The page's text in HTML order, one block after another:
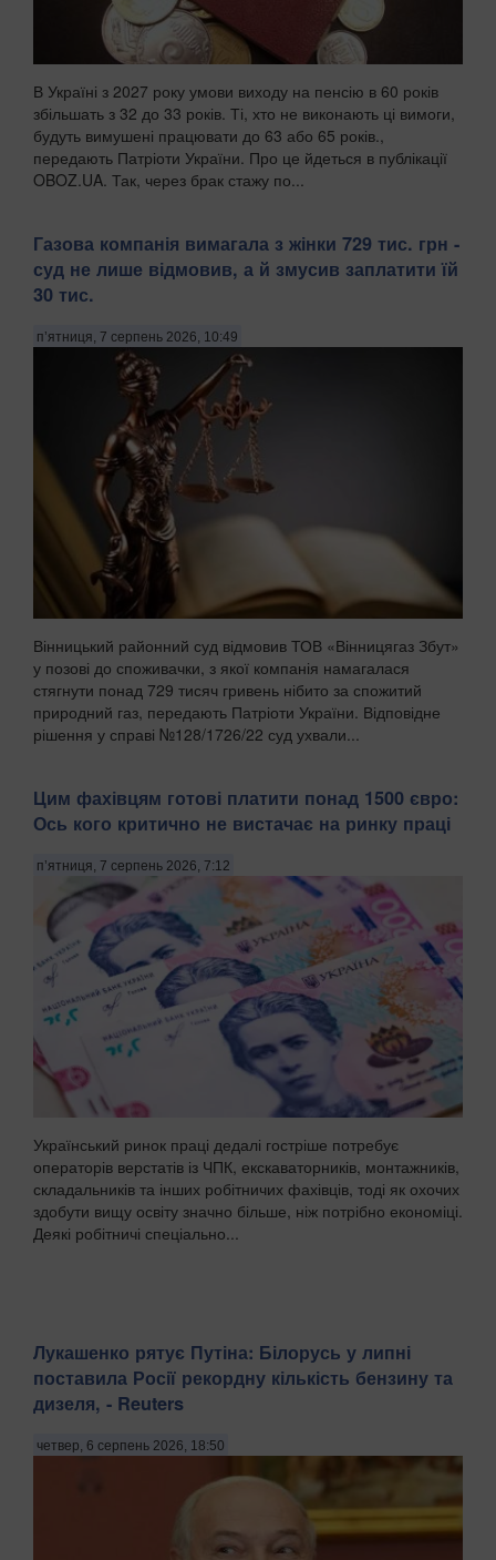
В Україні з 2027 року умови виходу на пенсію в 60 років
збільшать з 32 до 33 років. Ті, хто не виконають ці вимоги,
будуть вимушені працювати до 63 або 65 років.,
передають Патріоти України. Про це йдеться в публікації
OBOZ.UA. Так, через брак стажу по...
Газова компанія вимагала з жінки 729 тис. грн -
суд не лише відмовив, а й змусив заплатити їй
30 тис.
п’ятниця, 7 серпень 2026, 10:49
Вінницький районний суд відмовив ТОВ «Вінницягаз Збут»
у позові до споживачки, з якої компанія намагалася
стягнути понад 729 тисяч гривень нібито за спожитий
природний газ, передають Патріоти України. Відповідне
рішення у справі №128/1726/22 суд ухвали...
Цим фахівцям готові платити понад 1500 євро:
Ось кого критично не вистачає на ринку праці
п’ятниця, 7 серпень 2026, 7:12
Український ринок праці дедалі гостріше потребує
операторів верстатів із ЧПК, екскаваторників, монтажників,
складальників та інших робітничих фахівців, тоді як охочих
здобути вищу освіту значно більше, ніж потрібно економіці.
Деякі робітничі спеціально...
Лукашенко рятує Путіна: Білорусь у липні
поставила Росії рекордну кількість бензину та
дизеля, - Reuters
четвер, 6 серпень 2026, 18:50